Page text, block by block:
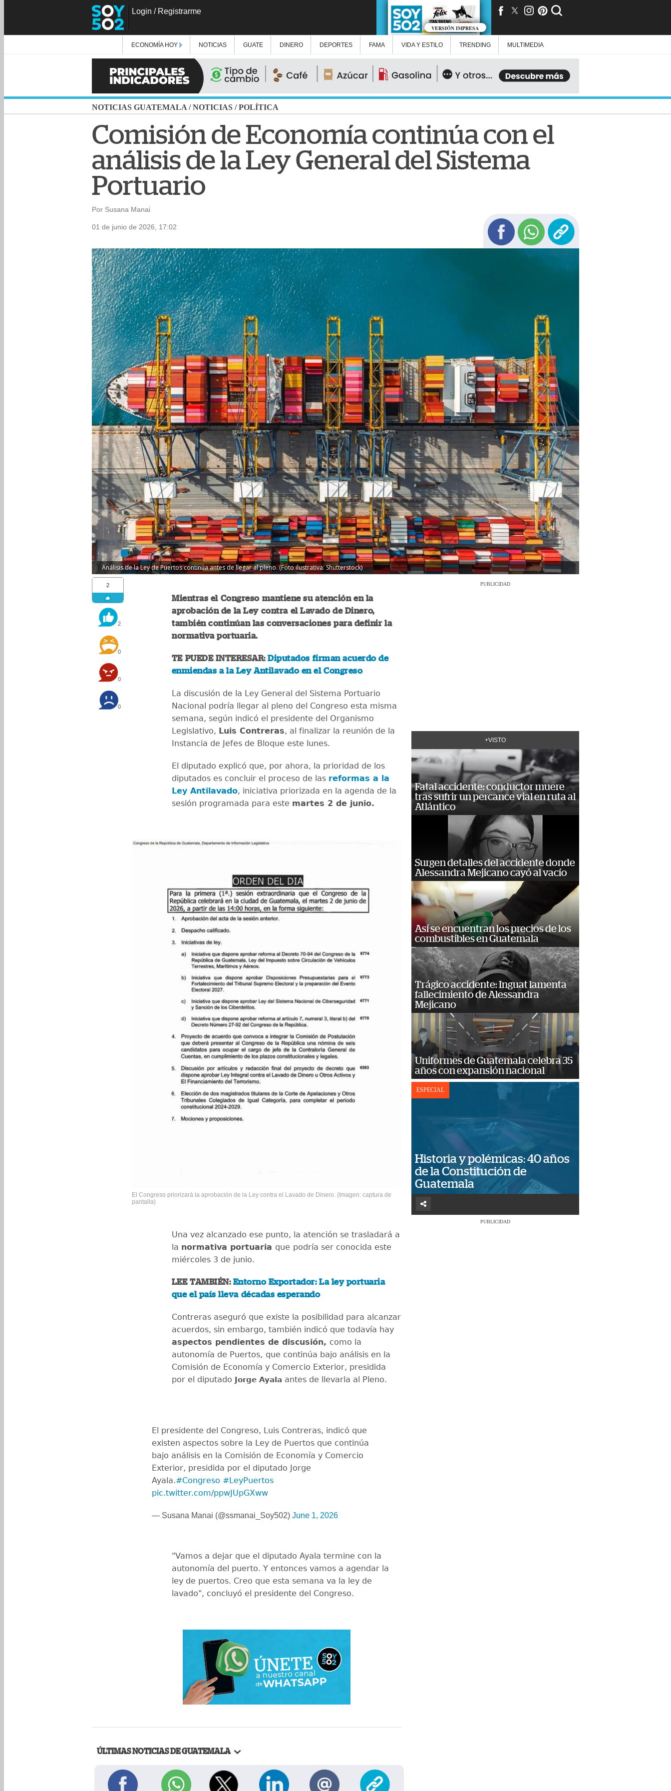
Login / Registrarme
VERSIÓN IMPRESA
ECONOMÍA HOY NOTICIAS GUATE DINERO DEPORTES FAMA VIDA Y ESTILO TRENDING MULTIMEDIA
NOTICIAS GUATEMALA /NOTICIAS /POLÍTICA
Comisión de Economía continúa con el
análisis de la Ley General del Sistema
Portuario
Por Susana Manai
01 de junio de 2026, 17:02
Análisis de la Ley de Puertos continúa antes de llegar al pleno. (Foto ilustrativa: Shutterstock)
2
2
0
0
0
Mientras el Congreso mantiene su atención en la
aprobación de la Ley contra el Lavado de Dinero,
también continúan las conversaciones para definir la
normativa portuaria.
TE PUEDE INTERESAR:Diputados firman acuerdo de
enmiendas a la Ley Antilavado en el Congreso
La discusión de la Ley General del Sistema Portuario
Nacional podría llegar al pleno del Congreso esta misma
semana, según indicó el presidente del Organismo
Legislativo, Luis Contreras, al finalizar la reunión de la
Instancia de Jefes de Bloque este lunes.
El diputado explicó que, por ahora, la prioridad de los
diputados es concluir el proceso de las reformas a la
Ley Antilavado, iniciativa priorizada en la agenda de la
sesión programada para este martes 2 de junio.
El Congreso priorizará la aprobación de la Ley contra el Lavado de Dinero. (Imagen: captura de
pantalla)
Una vez alcanzado ese punto, la atención se trasladará a
la normativa portuaria que podría ser conocida este
miércoles 3 de junio.
LEE TAMBIÉN: Entorno Exportador: La ley portuaria
que el país lleva décadas esperando
Contreras aseguró que existe la posibilidad para alcanzar
acuerdos, sin embargo, también indicó que todavía hay
aspectos pendientes de discusión, como la
autonomía de Puertos, que continúa bajo análisis en la
Comisión de Economía y Comercio Exterior, presidida
por el diputado Jorge Ayala antes de llevarla al Pleno.
El presidente del Congreso, Luis Contreras, indicó que
existen aspectos sobre la Ley de Puertos que continúa
bajo análisis en la Comisión de Economía y Comercio
Exterior, presidida por el diputado Jorge
Ayala.#Congreso #LeyPuertos
pic.twitter.com/ppwJUpGXww
— Susana Manai (@ssmanai_Soy502) June 1, 2026
"Vamos a dejar que el diputado Ayala termine con la
autonomía del puerto. Y entonces vamos a agendar la
ley de puertos. Creo que esta semana va la ley de
lavado", concluyó el presidente del Congreso.
ÚLTIMAS NOTICIAS DE GUATEMALA
PUBLICIDAD
+VISTO
Fatal accidente: conductor muere
tras sufrir un percance vial en ruta al
Atlántico
Surgen detalles del accidente donde
Alessandra Mejicano cayó al vacío
Así se encuentran los precios de los
combustibles en Guatemala
Trágico accidente: Inguat lamenta
fallecimiento de Alessandra
Mejicano
Uniformes de Guatemala celebra 35
años con expansión nacional
ESPECIAL
Historia y polémicas: 40 años
de la Constitución de
Guatemala
PUBLICIDAD